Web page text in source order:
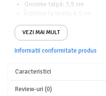
Grosime talpă: 3,5 cm
VEZI MAI MULT
Informatii conformitate produs
Caracteristici
Review-uri(0)